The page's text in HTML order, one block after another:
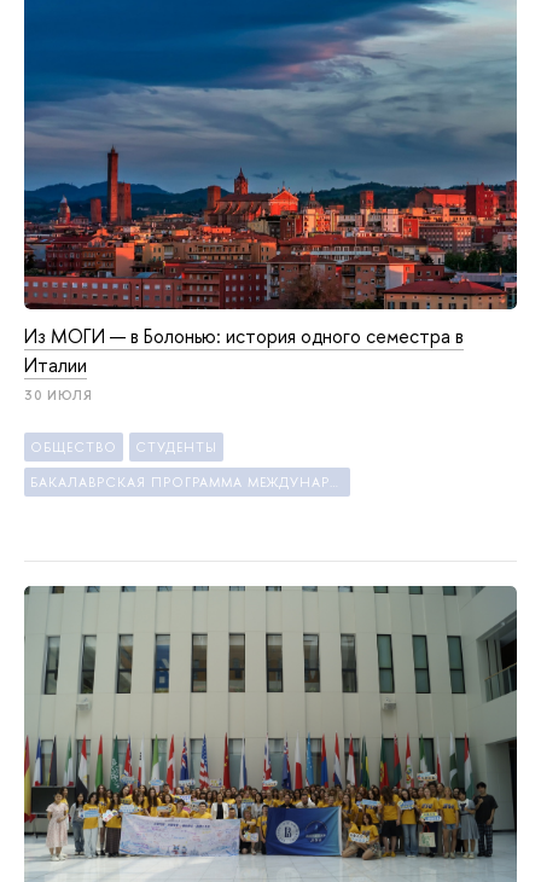
Из МОГИ — в Болонью: история одного семестра в
Италии
30 ИЮЛЯ
ОБЩЕСТВО СТУДЕНТЫ